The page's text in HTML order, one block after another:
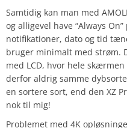
Samtidig kan man med
og alligevel have “Always
notifikationer, dato og tid
bruger minimalt med strøm.
med LCD, hvor hele
derfor aldrig samme
en sortere sort, end den XZ
nok til mig!
Problemet med 4K